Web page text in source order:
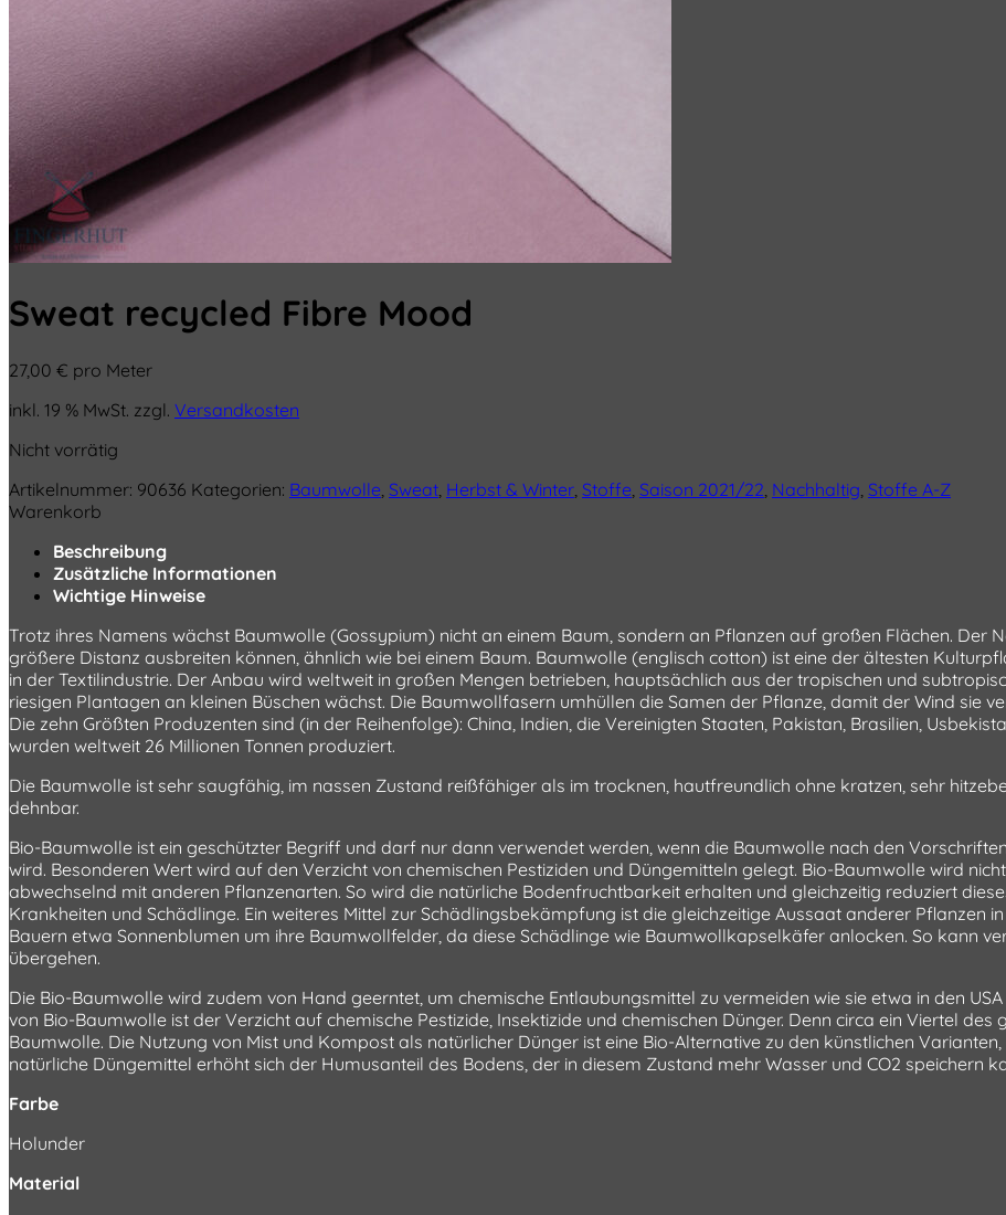
Sweat recycled Fibre Mood
27,00 € pro Meter
inkl. 19 % MwSt. zzgl. Versandkosten
Nicht vorrätig
Artikelnummer: 90636 Kategorien: Baumwolle Sweat Herbst & Winter Stoffe Saison 2021/22 Nachhaltig Stoffe A-Z
Warenkorb
Beschreibung
Zusätzliche Informationen
Wichtige Hinweise
Trotz ihres Namens wächst Baumwolle (Gossypium) nicht an einem Baum, sondern an Pflanzen auf großen Flächen. Der
größere Distanz ausbreiten können, ähnlich wie bei einem Baum. Baumwolle (englisch cotton) ist eine der ältesten
in der Textilindustrie. Der Anbau wird weltweit in großen Mengen betrieben, hauptsächlich aus der tropischen und
riesigen Plantagen an kleinen Büschen wächst. Die Baumwollfasern umhüllen die Samen der Pflanze, damit der Wind sie
Die zehn Größten Produzenten sind (in der Reihenfolge): China, Indien, die Vereinigten Staaten, Pakistan, Brasilien,
wurden weltweit 26 Millionen Tonnen produziert.
Die Baumwolle ist sehr saugfähig, im nassen Zustand reißfähiger als im trocknen, hautfreundlich ohne kratzen, sehr
dehnbar.
Bio-Baumwolle ist ein geschützter Begriff und darf nur dann verwendet werden, wenn die Baumwolle nach den
wird. Besonderen Wert wird auf den Verzicht von chemischen Pestiziden und Düngemitteln gelegt. Bio-Baumwolle wird
abwechselnd mit anderen Pflanzenarten. So wird die natürliche Bodenfruchtbarkeit erhalten und gleichzeitig reduziert
Krankheiten und Schädlinge. Ein weiteres Mittel zur Schädlingsbekämpfung ist die gleichzeitige Aussaat anderer Pflanzen
Bauern etwa Sonnenblumen um ihre Baumwollfelder, da diese Schädlinge wie Baumwollkapselkäfer anlocken. So kann
übergehen.
Die Bio-Baumwolle wird zudem von Hand geerntet, um chemische Entlaubungsmittel zu vermeiden wie sie etwa in den
von Bio-Baumwolle ist der Verzicht auf chemische Pestizide, Insektizide und chemischen Dünger. Denn circa ein Viertel
Baumwolle. Die Nutzung von Mist und Kompost als natürlicher Dünger ist eine Bio-Alternative zu den künstlichen
natürliche Düngemittel erhöht sich der Humusanteil des Bodens, der in diesem Zustand mehr Wasser und CO2 speichern
Farbe
Holunder
Material